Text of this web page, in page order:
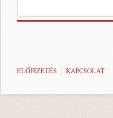
ELŐFIZETÉS KAPCSOLAT